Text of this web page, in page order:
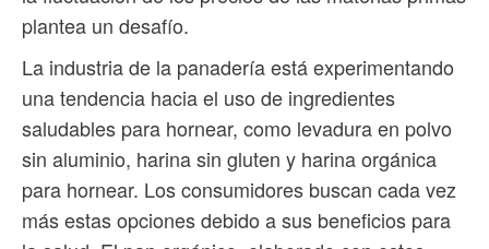
plantea un desafío.
La industria de la panadería está experimentando
una tendencia hacia el uso de ingredientes
saludables para hornear, como levadura en polvo
sin aluminio, harina sin gluten y harina orgánica
para hornear. Los consumidores buscan cada vez
más estas opciones debido a sus beneficios para